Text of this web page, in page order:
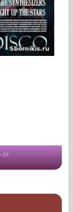
24